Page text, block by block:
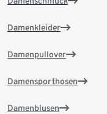
Damenkleider
Damenpullover
Damensporthosen
Damenblusen